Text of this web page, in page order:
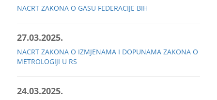
NACRT ZAKONA O GASU FEDERACIJE BIH
27.03.2025.
NACRT ZAKONA O IZMJENAMA I DOPUNAMA ZAKONA O
METROLOGIJI U RS
24.03.2025.